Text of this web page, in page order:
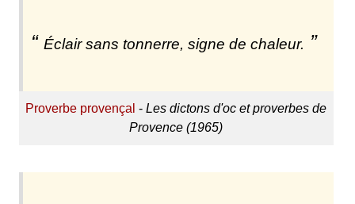
Éclair sans tonnerre, signe de chaleur.
Proverbe provençal -Les dictons d'oc et proverbes de
Provence (1965)